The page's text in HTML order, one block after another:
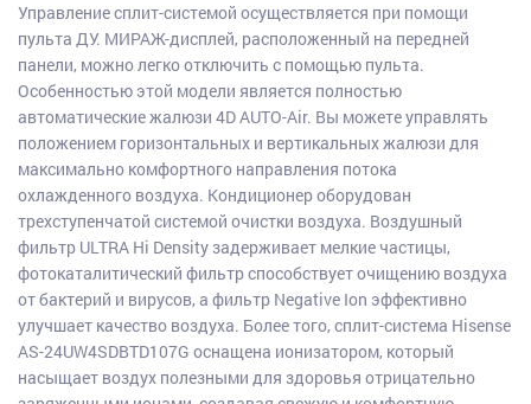
Управление сплит-системой осуществляется при помощи
пульта ДУ. МИРАЖ-дисплей, расположенный на передней
панели, можно легко отключить с помощью пульта.
Особенностью этой модели является полностью
автоматические жалюзи 4D AUTO-Air. Вы можете управлять
положением горизонтальных и вертикальных жалюзи для
максимально комфортного направления потока
охлажденного воздуха. Кондиционер оборудован
трехступенчатой системой очистки воздуха. Воздушный
фильтр ULTRA Hi Density задерживает мелкие частицы,
фотокаталитический фильтр способствует очищению воздуха
от бактерий и вирусов, а фильтр Negative Ion эффективно
улучшает качество воздуха. Более того, сплит-система Hisense
AS-24UW4SDBTD107G оснащена ионизатором, который
насыщает воздух полезными для здоровья отрицательно